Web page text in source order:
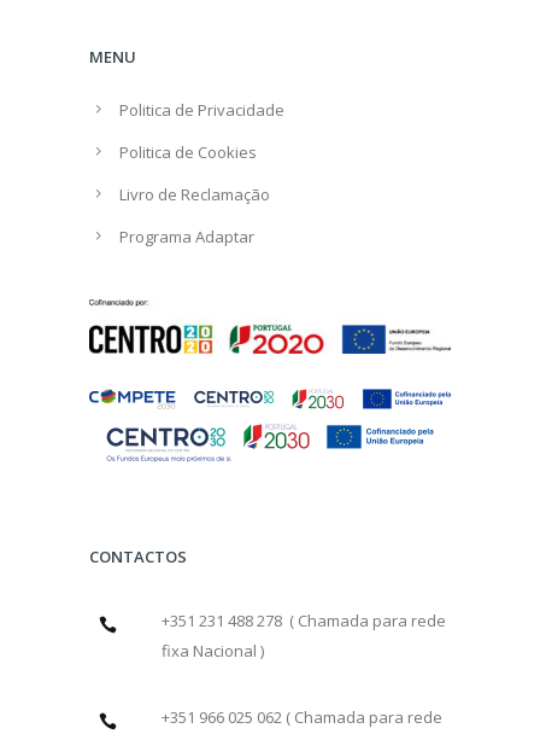
MENU
Politica de Privacidade
Politica de Cookies
Livro de Reclamação
Programa Adaptar
CONTACTOS
+351 231 488 278 ( Chamada para rede
fixa Nacional )
+351 966 025 062 ( Chamada para rede